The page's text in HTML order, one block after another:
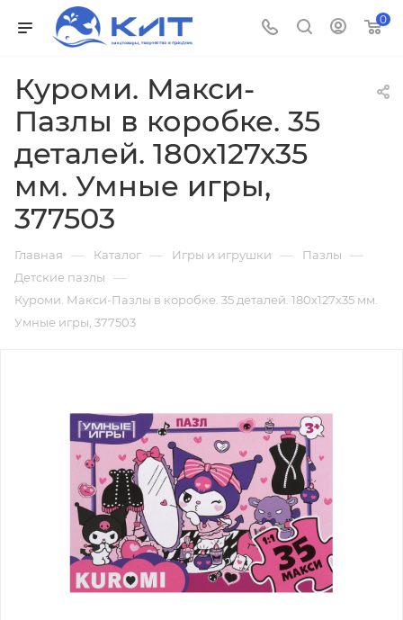
0
Куроми. Макси-
Пазлы в коробке. 35
деталей. 180х127х35
мм. Умные игры,
377503
Главная — Каталог — Игры и игрушки — Пазлы —
Детские пазлы —
Куроми. Макси-Пазлы в коробке. 35 деталей. 180х127х35 мм.
Умные игры, 377503